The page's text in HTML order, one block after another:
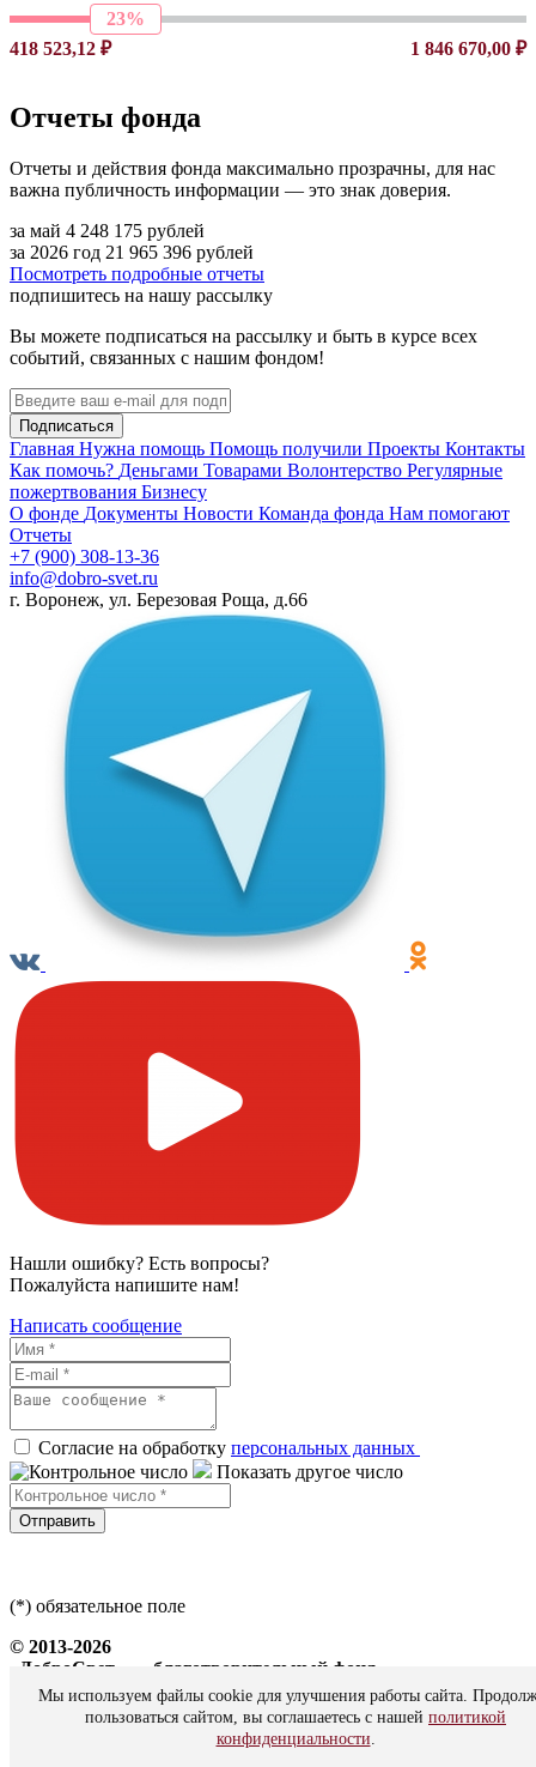
23%
418 523,12 ₽
1 846 670,00 ₽
Отчеты фонда
Отчеты и действия фонда максимально прозрачны, для нас
важна публичность информации — это знак доверия.
за май 4 248 175 рублей
за 2026 год 21 965 396 рублей
Посмотреть подробные отчеты
подпишитесь на нашу рассылку
Вы можете подписаться на рассылку и быть в курсе всех
событий, связанных с нашим фондом!
Подписаться
Главная Нужна помощь Помощь получили Проекты Контакты
Как помочь? Деньгами Товарами Волонтерство Регулярные
пожертвования Бизнесу
О фонде Документы Новости Команда фонда Нам помогают
Отчеты
+7 (900) 308-13-36
info@dobro-svet.ru
г. Воронеж, ул. Березовая Роща, д.66
Нашли ошибку? Есть вопросы?
Пожалуйста напишите нам!
Написать сообщение
Согласие на обработку персональных данных
Показать другое число
Отправить
(*) обязательное поле
© 2013-2026
«ДоброСвет» — благотворительный фонд
Все права защищены
Политика персональных данных
Мы используем файлы cookie для улучшения работы сайта.
пользоваться сайтом, вы соглашаетесь с нашей политикой
конфиденциальности.